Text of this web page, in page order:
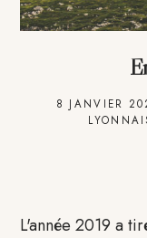
8 JANVIER
L'année 2019 a